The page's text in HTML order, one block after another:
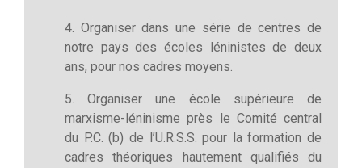
4. Organiser dans une série de centres de
notre pays des écoles léninistes de deux
ans, pour nos cadres moyens.
5. Organiser une école supérieure de
marxisme-­léninisme près le Comité central
du P.C. (b) de l’U.R.S.S. pour la formation de
cadres théoriques hautement qualifiés du